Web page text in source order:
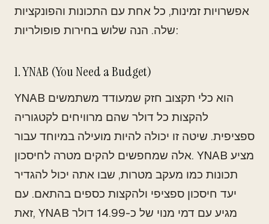
אפשרויות זמינות, כל אחת עם התכונות והפונקציות
שלה. הנה שלוש בחירות פופולריות:
1. YNAB (You Need a Budget)
YNAB הוא כלי תקצוב חזק שמעודד משתמשים
להקצות כל דולר שהם מרוויחים לקטגוריה
ספציפית. שיטה זו יכולה להיות מועילה במיוחד עבור
אלה שמחפשים להקים מטרה לחיסכון. YNAB מציע
תכונות כמו מעקב מטרות, שבו אתה יכול להגדיר
יעד חיסכון ספציפי ולהקצות כספים בהתאם. עם
זאת, YNAB מגיע עם דמי מנוי של כ-14.99 דולר